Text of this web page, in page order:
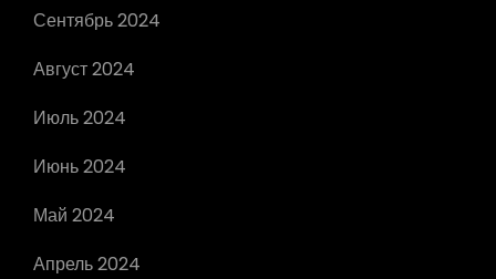
Сентябрь 2024
Август 2024
Июль 2024
Июнь 2024
Май 2024
Апрель 2024